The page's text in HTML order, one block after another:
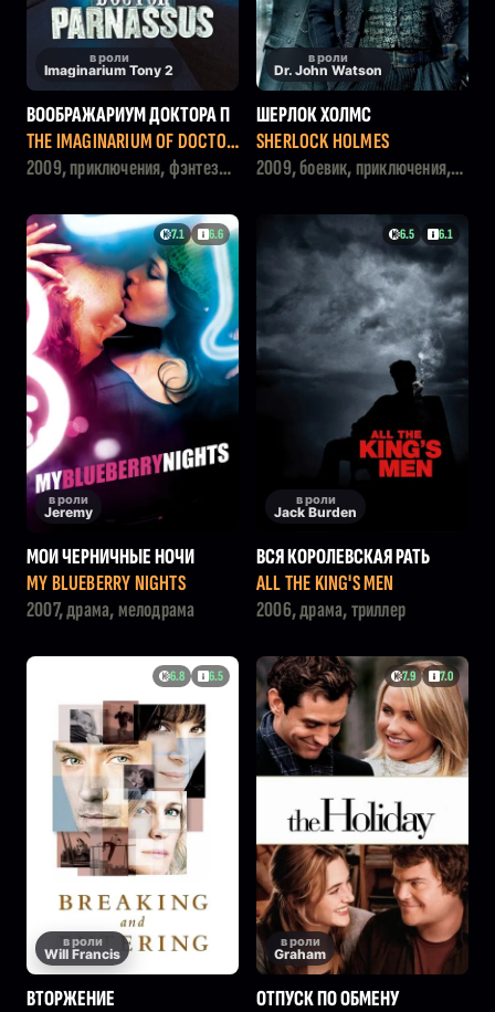
в роли
Imaginarium Tony 2
ВООБРАЖАРИУМ ДОКТОРА П
АРНАСА
THE IMAGINARIUM OF DOCTOR
PARNASSUS
2009, приключения, фэнтези,
в роли
Dr. John Watson
ШЕРЛОК ХОЛМС
SHERLOCK HOLMES
2009, боевик, приключения,
7.1 6.6
в роли
Jeremy
МОИ ЧЕРНИЧНЫЕ НОЧИ
MY BLUEBERRY NIGHTS
2007, драма, мелодрама
6.5 6.1
в роли
Jack Burden
ВСЯ КОРОЛЕВСКАЯ РАТЬ
ALL THE KING'S MEN
2006, драма, триллер
6.8 6.5
в роли
Will Francis
ВТОРЖЕНИЕ
7.9 7.0
в роли
Graham
ОТПУСК ПО ОБМЕНУ